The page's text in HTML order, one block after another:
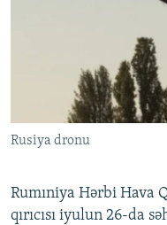
Rusiya dronu
Rumıniya Hərbi Hava
qırıcısı iyulun 26-da